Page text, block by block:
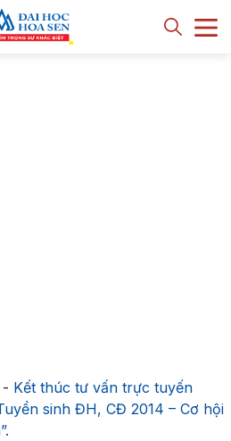
Kết thúc tư vấn trực tuyến
sinh ĐH, CĐ 2014 – Cơ hội